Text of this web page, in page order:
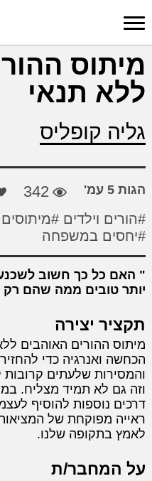
כניסה למערכת
פרסום
יצירה
חיפוש
יצירה
מיתוס
ללא תנאי
גליה קופליס
הגות 5 עמ' 342
#הורים וילדים
#יחסים במשפחה
האם כל כך חשוב
יותר טובים ממה שהם רק
תקציר יצירה
מיתוס ההורים האוהבים
הכחשה ואנרגיה כדי
והמסירות שלעתים קרובות
וזה גם לא תמיד מצליח.
דרכים נוספות להוסיף
ראייה מפוקחת של
לאמץ בתקופה שלנו.
על המחבר/ת